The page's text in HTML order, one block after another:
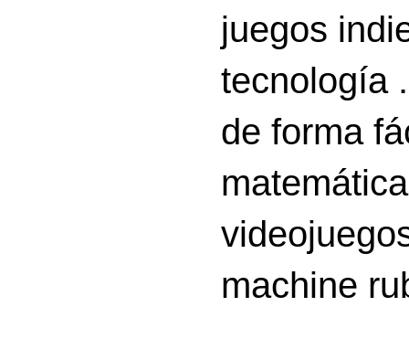
juegos
tecnología
de forma
machine